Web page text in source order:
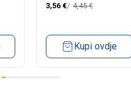
3,56 € 4,45€
Kupi ovdje